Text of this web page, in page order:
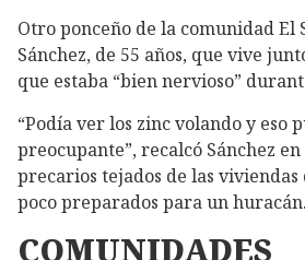
Otro ponceño de la comunidad El
Sánchez, de 55 años, que vive
que estaba “bien nervioso”
“Podía ver los zinc volando y eso
preocupante”, recalcó Sánchez
precarios tejados de las
poco preparados para un huracán.
COMUNIDADES